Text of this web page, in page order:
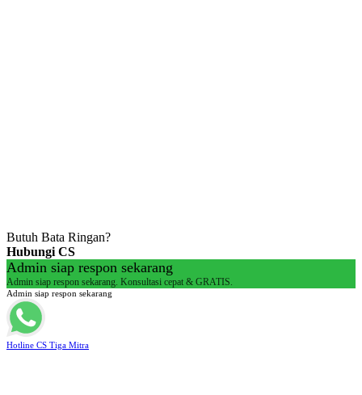
Butuh Bata Ringan?
Hubungi CS
Admin siap respon sekarang
Admin siap respon sekarang. Konsultasi cepat & GRATIS.
Admin siap respon sekarang
Hotline CS Tiga Mitra